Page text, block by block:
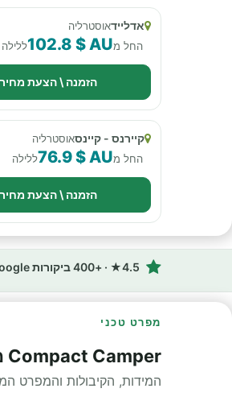
אדליידאוסטרליה
החל מ102.8 $ AUללילה
הזמנה \ הצעת מחיר
קיירנס - קיינסאוסטרליה
החל מ76.9 $ AUללילה
הזמנה \ הצעת מחיר
4.5★ · +400 ביקורות Google
מפרט טכני
Compact Camper מפרט טכני
המידות, הקיבולות והמפרט